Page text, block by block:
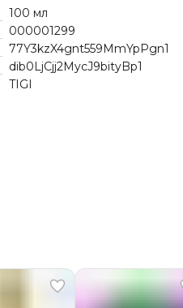
100 мл
000001299
77Y3kzX4gnt559MmYpPgn1
dib0LjCjj2MycJ9bityBp1
TIGI